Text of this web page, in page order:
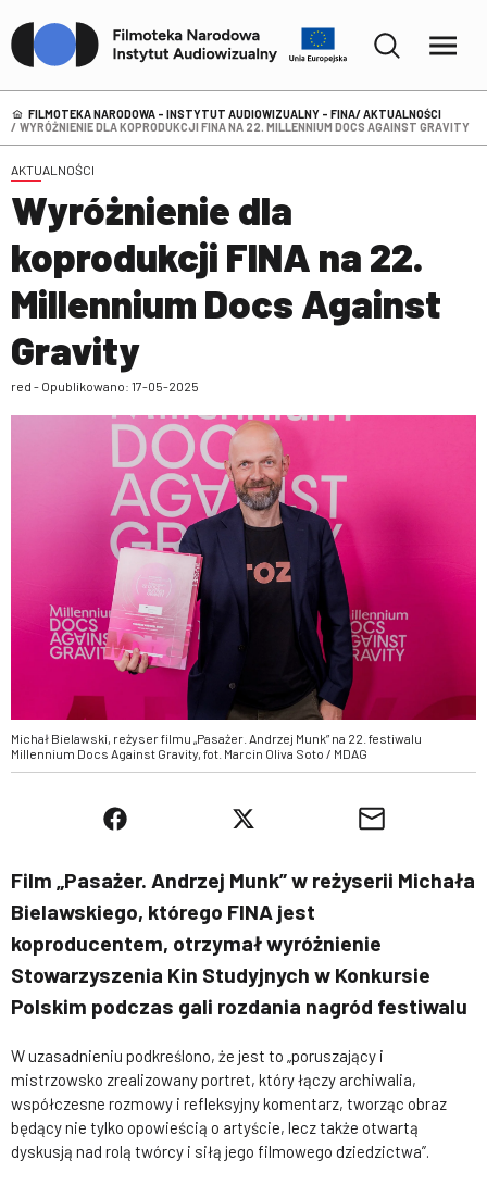
FILMOTEKA NARODOWA – INSTYTUT AUDIOWIZUALNY - FINA AKTUALNOŚCI
WYRÓŻNIENIE DLA KOPRODUKCJI FINA NA 22. MILLENNIUM DOCS AGAINST GRAVITY
AKTUALNOŚCI
Wyróżnienie dla
koprodukcji FINA na 22.
Millennium Docs Against
Gravity
red - Opublikowano: 17-05-2025
Michał Bielawski, reżyser filmu „Pasażer. Andrzej Munk” na 22. festiwalu
Millennium Docs Against Gravity, fot. Marcin Oliva Soto / MDAG
Film „Pasażer. Andrzej Munk” w reżyserii Michała
Bielawskiego, którego FINA jest
koproducentem, otrzymał wyróżnienie
Stowarzyszenia Kin Studyjnych w Konkursie
Polskim podczas gali rozdania nagród festiwalu
W uzasadnieniu podkreślono, że jest to „poruszający i
mistrzowsko zrealizowany portret, który łączy archiwalia,
współczesne rozmowy i refleksyjny komentarz, tworząc obraz
będący nie tylko opowieścią o artyście, lecz także otwartą
dyskusją nad rolą twórcy i siłą jego filmowego dziedzictwa”.